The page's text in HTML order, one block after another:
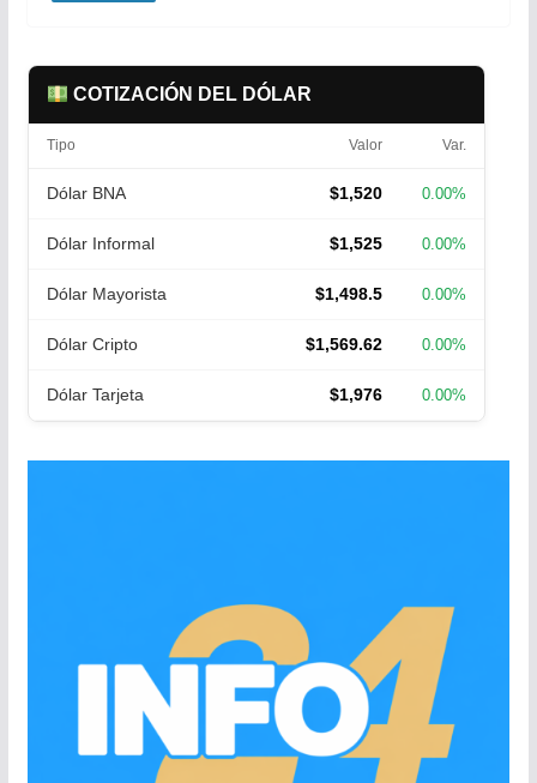
COTIZACIÓN DEL DÓLAR
Tipo Valor Var.
Dólar BNA $1,520 0.00%
Dólar Informal $1,525 0.00%
Dólar Mayorista $1,498.5 0.00%
Dólar Cripto $1,569.62 0.00%
Dólar Tarjeta $1,976 0.00%